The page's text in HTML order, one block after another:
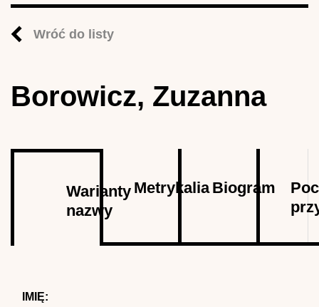
Wróć do listy
Borowicz, Zuzanna
Warianty
nazwy
karta)
MetrykaliaBiogram
IMIĘ: